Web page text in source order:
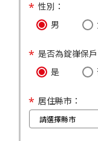
性別：
男
是否為錠嵂保戶
是
居住縣市：